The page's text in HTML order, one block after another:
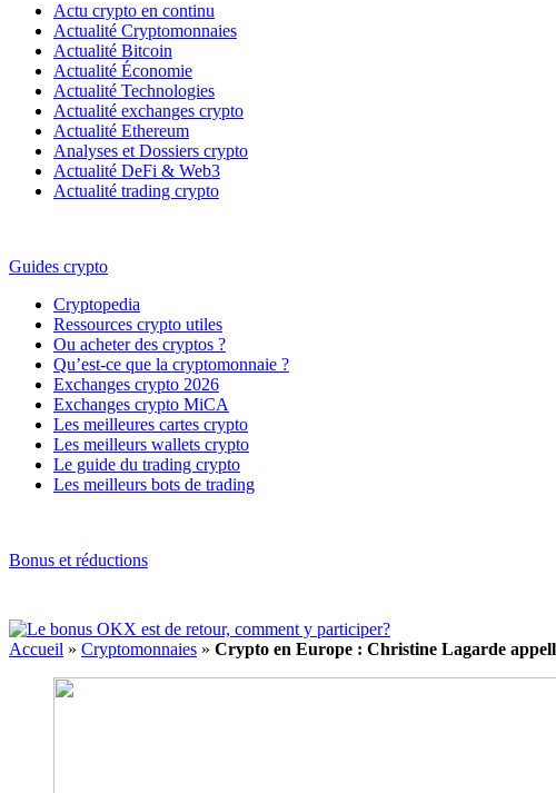
Actu crypto en continu
Actualité Cryptomonnaies
Actualité Bitcoin
Actualité Économie
Actualité Technologies
Actualité exchanges crypto
Actualité Ethereum
Analyses et Dossiers crypto
Actualité DeFi & Web3
Actualité trading crypto
Guides crypto
Cryptopedia
Ressources crypto utiles
Ou acheter des cryptos ?
Qu’est-ce que la cryptomonnaie ?
Exchanges crypto 2026
Exchanges crypto MiCA
Les meilleures cartes crypto
Les meilleurs wallets crypto
Le guide du trading crypto
Les meilleurs bots de trading
Bonus et réductions
Accueil » Cryptomonnaies » Crypto en Europe : Christine Lagarde